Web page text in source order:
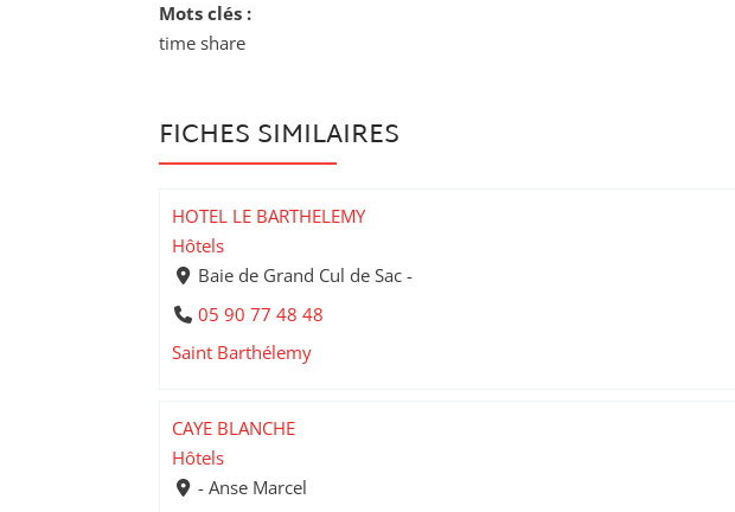
Mots clés :
time share
FICHES SIMILAIRES
HOTEL LE BARTHELEMY
Hôtels
Baie de Grand Cul de Sac -
05 90 77 48 48
Saint Barthélemy
CAYE BLANCHE
Hôtels
- Anse Marcel